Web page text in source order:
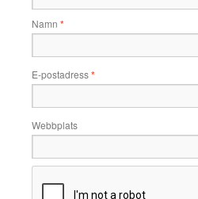
Namn *
E-postadress*
Webbplats